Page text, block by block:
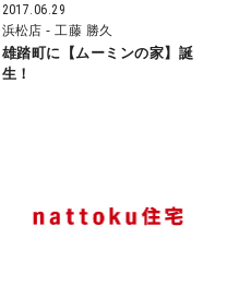
見学予約
オーナーズサイト
ポレートサイト
2017.06.29
浜松店- 工藤 勝久
雄踏町に【ムーミンの家】誕
生！